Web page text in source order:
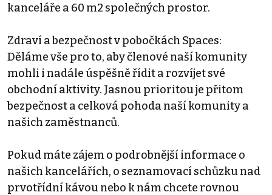
kanceláře a 60 m2 společných prostor.
Zdraví a bezpečnost v pobočkách Spaces:
Děláme vše pro to, aby členové naší komunity
mohli i nadále úspěšně řídit a rozvíjet své
obchodní aktivity. Jasnou prioritou je přitom
bezpečnost a celková pohoda naší komunity a
našich zaměstnanců.
Pokud máte zájem o podrobnější informace o
našich kancelářích, o seznamovací schůzku nad
prvotřídní kávou nebo k nám chcete rovnou